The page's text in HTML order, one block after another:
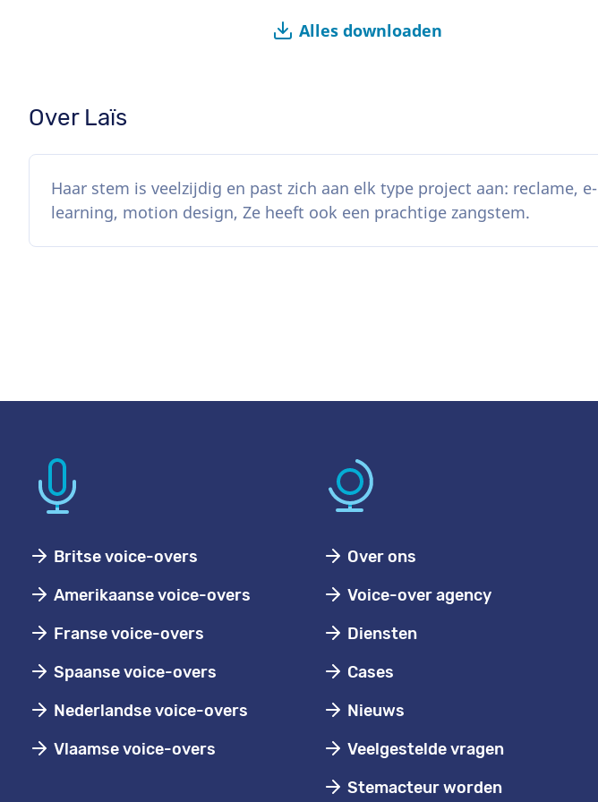
Alles downloaden
Over Laïs
Haar stem is veelzijdig en past zich aan elk type project aan: reclame, e-
learning, motion design, Ze heeft ook een prachtige zangstem.
Britse voice-overs
Amerikaanse voice-overs
Franse voice-overs
Spaanse voice-overs
Nederlandse voice-overs
Vlaamse voice-overs
Over ons
Voice-over agency
Diensten
Cases
Nieuws
Veelgestelde vragen
Stemacteur worden